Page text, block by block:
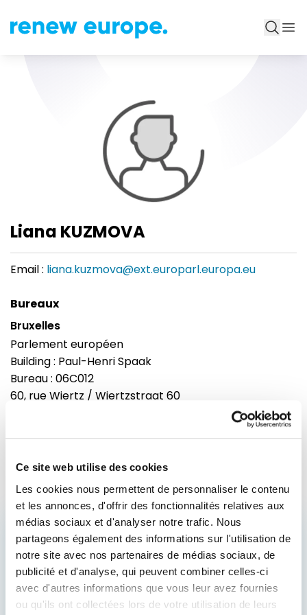
Ce site web utilise des cookies
Les cookies nous permettent de personnaliser le contenu
et les annonces, d'offrir des fonctionnalités relatives aux
médias sociaux et d'analyser notre trafic. Nous
partageons également des informations sur l'utilisation de
notre site avec nos partenaires de médias sociaux, de
publicité et d'analyse, qui peuvent combiner celles-ci
avec d'autres informations que vous leur avez fournies
ou qu'ils ont collectées lors de votre utilisation de leurs
Liana KUZMOVA
Email : liana.kuzmova@ext.europarl.europa.eu
Bureaux
Bruxelles
Parlement européen
Building : Paul-Henri Spaak
Bureau : 06C012
60, rue Wiertz / Wiertzstraat 60
ACCÉDEZ AUX
COULISSES DE
L’AVENIR DE L’EUROPE
Restez informé du travail de Renew Europe,